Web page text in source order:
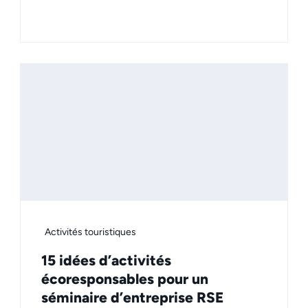
Activités touristiques
15 idées d’activités
écoresponsables pour un
séminaire d’entreprise RSE